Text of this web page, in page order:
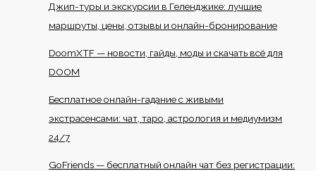
Джип-туры и экскурсии в Геленджике: лучшие
маршруты, цены, отзывы и онлайн-бронирование
DoomXTF — новости, гайды, моды и скачать всё для
DOOM
Бесплатное онлайн-гадание с живыми
экстрасенсами: чат, таро, астрология и медиумизм
24/7
GoFriends — бесплатный онлайн чат без регистрации: